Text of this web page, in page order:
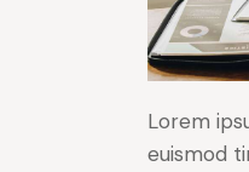
Lorem
euismod